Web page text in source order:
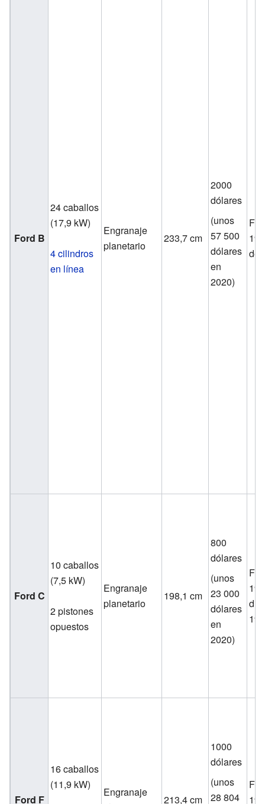
Ford B
24 caballos
(17,9 kW)
4 cilindros
en línea
Engranaje
planetario
233,7 cm
2000
dólares
(unos
57 500
dólares
en
2020)
de
Ford C
10 caballos
(7,5 kW)
2 pistones
opuestos
Engranaje
planetario
198,1 cm
800
dólares
(unos
23 000
dólares
en
2020)
Ford F
16 caballos
(11,9 kW)
Engranaje
213,4 cm
1000
dólares
(unos
28 804